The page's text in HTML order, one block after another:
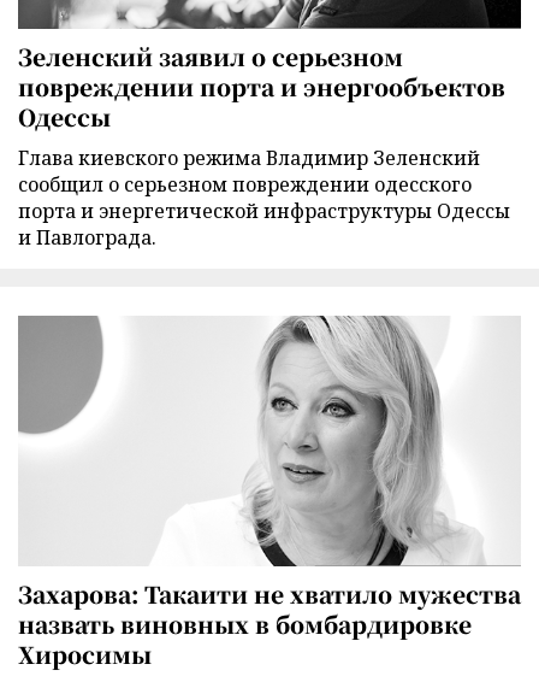
Зеленский заявил о серьезном
повреждении порта и энергообъектов
Одессы
Глава киевского режима Владимир Зеленский
сообщил о серьезном повреждении одесского
порта и энергетической инфраструктуры Одессы
и Павлограда.
Захарова: Такаити не хватило мужества
назвать виновных в бомбардировке
Хиросимы